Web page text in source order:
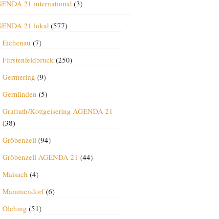
21 international(3)
21 lokal(577)
Eichenau (7)
Fürstenfeldbruck(250)
Germering (9)
Gernlinden (5)
Grafrath/Kottgeisering AGENDA 21
(38)
Gröbenzell(94)
Gröbenzell AGENDA 21 (44)
Maisach (4)
Mammendorf(6)
Olching (51)